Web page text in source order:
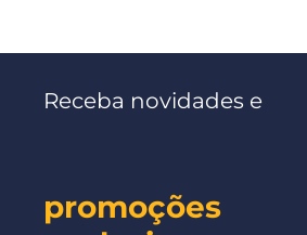
Receba novidades e
promoções